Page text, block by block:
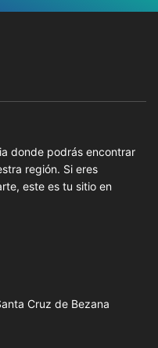
donde podrás encontrar
región. Si eres
este es tu sitio en
Cruz de Bezana